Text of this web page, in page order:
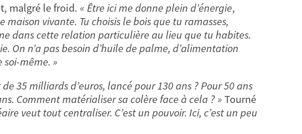
malgré le froid. « Être ici me donne plein d’énergie,
maison vivante. Tu choisis le bois que tu ramasses,
dans cette relation particulière au lieu que tu habites.
On n’a pas besoin d’huile de palme, d’alimentation
soi-même. »
35 milliards d’euros, lancé pour 130 ans ? Pour 50 ans
Comment matérialiser sa colère face à cela ? » Tourné
veut tout centraliser. C’est un pouvoir. Ici, c’est un peu